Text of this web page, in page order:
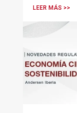
LEER MÁS >>